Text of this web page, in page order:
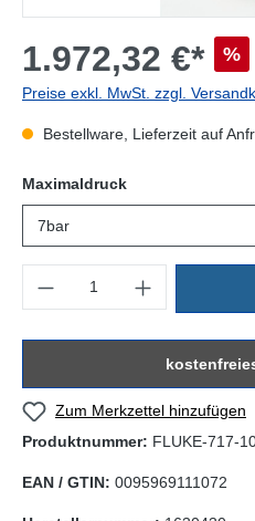
1.972,32 €* %
Preise exkl. MwSt. zzgl.
Bestellware, Lieferzeit auf
Maximaldruckauswählen
Zum Merkzettel hinzufügen
Produktnummer: FLUKE-717-
EAN / GTIN: 0095969111072